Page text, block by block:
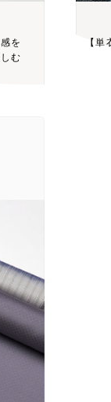
を
む
【